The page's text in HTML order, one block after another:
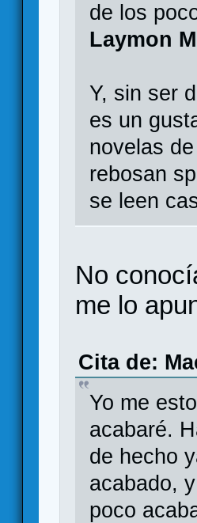
de los
Laymon
Y, sin ser
es un
novelas
rebosan
se leen
No
me lo
Cita de:
Yo me
acabaré.
de hecho
acabado,
poco